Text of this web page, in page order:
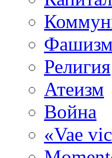
Фашизм
Религия
Атеизм
Война
«Vae